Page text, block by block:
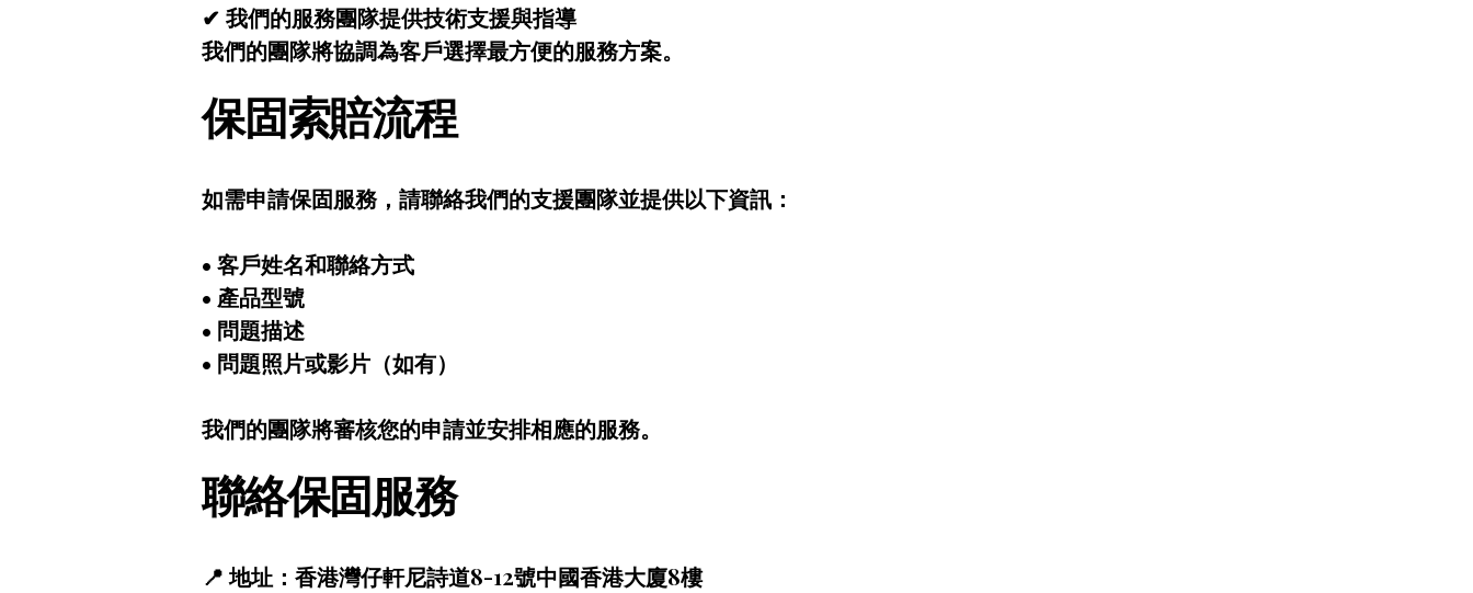
✔ 我們的服務團隊提供技術支援與指導
我們的團隊將協調為客戶選擇最方便的服務方案。
保固索賠流程
如需申請保固服務，請聯絡我們的支援團隊並提供以下資訊：
• 客戶姓名和聯絡方式
• 產品型號
• 問題描述
• 問題照片或影片（如有）
我們的團隊將審核您的申請並安排相應的服務。
聯絡保固服務
📍 地址：香港灣仔軒尼詩道8-12號中國香港大廈8樓